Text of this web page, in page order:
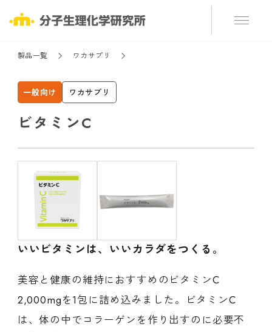
製品一覧 ワカサプリ
一般向け ワカサプリ
ビタミンC
いいビタミンは、いいカラダをつくる。
美容と健康の維持におすすめのビタミンC
2,000mgを1包に詰め込みました。ビタミンC
は、体の中でコラーゲンを作り出すのに必要不